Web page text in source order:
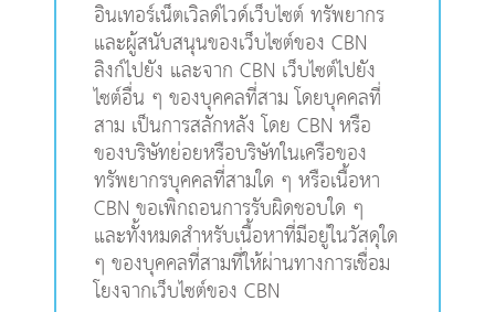
อินเทอร์เน็ตเวิลด์ไวด์เว็บไซต์ ทรัพยากร
และผู้สนับสนุนของเว็บไซต์ของ CBN
ลิงก์ไปยัง และจาก CBN เว็บไซต์ไปยัง
ไซต์อื่น ๆ ของบุคคลที่สาม โดยบุคคลที่
สาม เป็นการสลักหลัง โดย CBN หรือ
ของบริษัทย่อยหรือบริษัทในเครือของ
ทรัพยากรบุคคลที่สามใด ๆ หรือเนื้อหา
CBN ขอเพิกถอนการรับผิดชอบใด ๆ
และทั้งหมดสำหรับเนื้อหาที่มีอยู่ในวัสดุใด
ๆ ของบุคคลที่สามที่ให้ผ่านทางการเชื่อม
โยงจากเว็บไซต์ของ CBN